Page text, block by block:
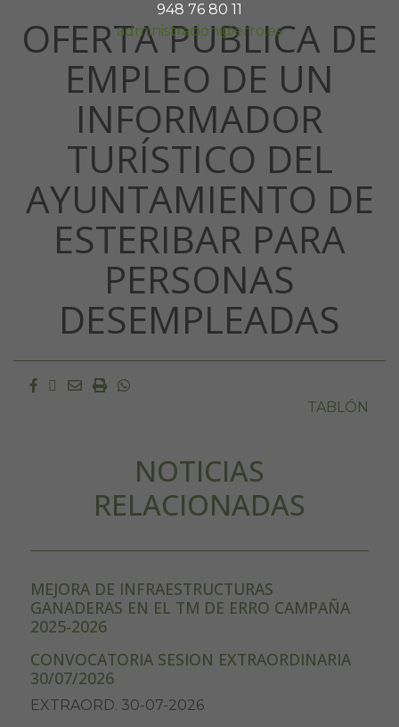
948 76 80 11
administracion@erro.es
OFERTA PUBLICA DE
EMPLEO DE UN
INFORMADOR
TURÍSTICO DEL
AYUNTAMIENTO DE
ESTERIBAR PARA
PERSONAS
DESEMPLEADAS
Facebook
Twitter
EmailImprimir
Whatsapp
TABLÓN
NOTICIAS
RELACIONADAS
MEJORA DE INFRAESTRUCTURAS
GANADERAS EN EL TM DE ERRO CAMPAÑA
2025-2026
CONVOCATORIA SESION EXTRAORDINARIA
30/07/2026
EXTRAORD. 30-07-2026